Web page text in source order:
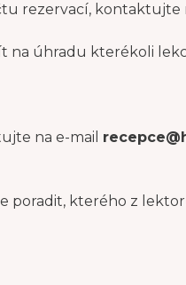
rezervací, kontaktujte
na úhradu kterékoli
na e-mail
poradit, kterého z